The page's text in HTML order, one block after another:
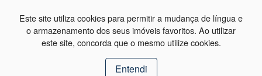
Este site utiliza cookies para permitir a mudança de língua e
o armazenamento dos seus imóveis favoritos. Ao utilizar
este site, concorda que o mesmo utilize cookies.
Entendi